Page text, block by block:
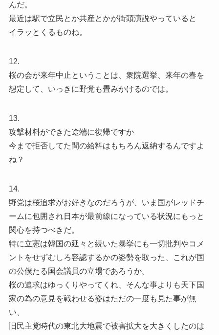
んだ。
最近は駅で立民とか共産とかが街頭演説やっていると
イラッとくるものね。
12.
桜の会が来年中止ということは、衆院選挙、来年の春を
想定して、いっきに野党も畳みかけるのでは。
13.
攻撃材料ができた途端に復帰ですか
今まで拒否してた間の給料はもちろん返納するんですよ
ね？
14.
野党は桜追求がお好きなのだろうが、いま国がレッドチ
ームに包囲され日本が最前線になっている状況にもっと
関心を持つべきだ。
特に立憲は韓国の延々と続いた暴挙にも一切批判やコメ
ントをせずむしろ容認するかの姿勢を取った、これが国
の公僕たる国会議員の立場であろうか。
桜の追求はゆっくりやってくれ、そんな事よりも天下国
家の為の意見を戦わせる姿はただの一度も見た事が無
い、
旧民主党時代の東北大地震で被害拡大を大きくしたのは